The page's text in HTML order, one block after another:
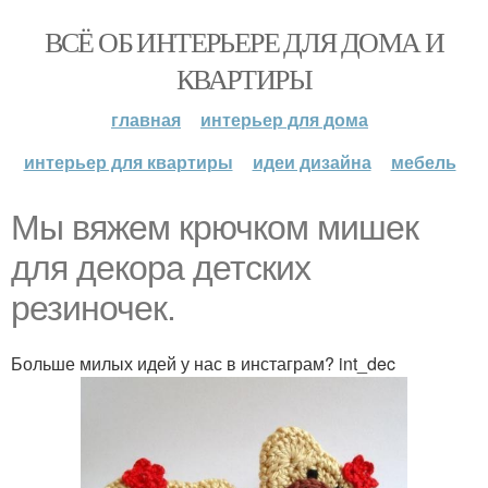
ВСЁ ОБ ИНТЕРЬЕРЕ ДЛЯ ДОМА И
КВАРТИРЫ
главная
интерьер для дома
интерьер для квартиры
идеи дизайна мебель
Мы вяжем крючком мишек
для декора детских
резиночек.
Больше милых идей у нас в инстаграм? int_dec